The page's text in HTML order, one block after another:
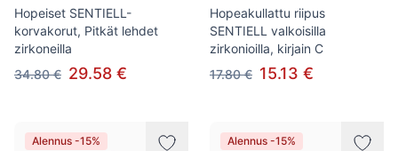
Hopeiset SENTIELL-
korvakorut, Pitkät lehdet
zirkoneilla
34.80 € 29.58 €
Hopeakullattu riipus
SENTIELL valkoisilla
zirkonioilla, kirjain C
17.80 € 15.13 €
Alennus -15% Alennus -15%